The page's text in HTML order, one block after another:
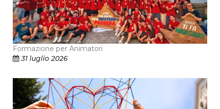
Formazione per Animatori
31 luglio 2026